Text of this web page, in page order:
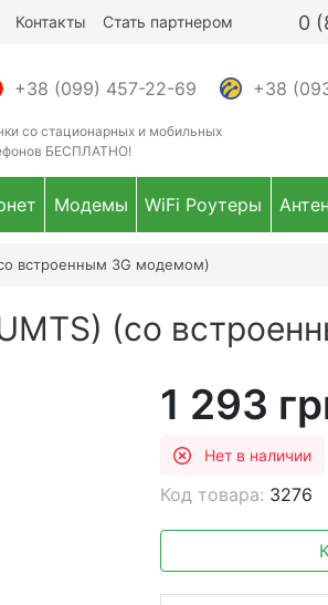
Контакты Стать партнером 0
+38 (099) 457-22-69 +38
со стационарных и мобильных
БЕСПЛАТНО!
Модемы WiFi Роутеры
встроенным 3G модемом)
(со
1 293
Нет в наличии
Код товара: 3276